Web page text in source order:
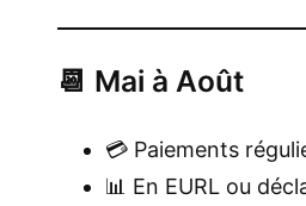
📆 Mai à Août
💳 Paiements
📊 En EURL ou